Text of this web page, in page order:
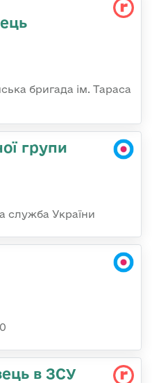
бригада ім. Тараса
групи
служба України
в ЗСУ